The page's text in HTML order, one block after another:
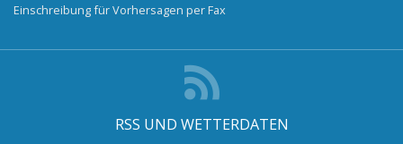
Einschreibung für Vorhersagen per Fax
RSS UND WETTERDATEN